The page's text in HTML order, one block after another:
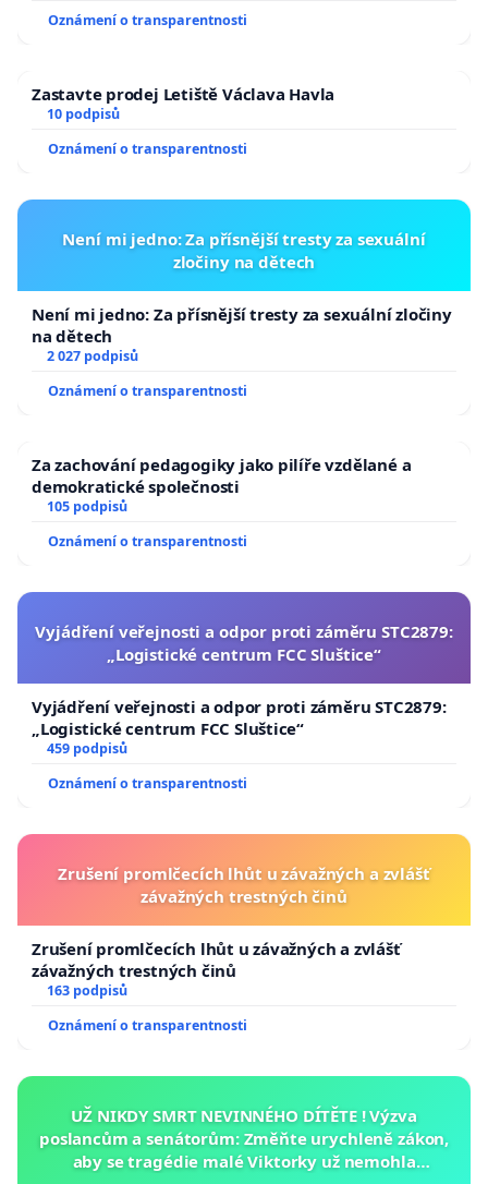
Oznámení o transparentnosti
Zastavte prodej Letiště Václava Havla
10 podpisů
Oznámení o transparentnosti
Není mi jedno: Za přísnější tresty za sexuální
zločiny na dětech
Není mi jedno: Za přísnější tresty za sexuální zločiny
na dětech
2 027 podpisů
Oznámení o transparentnosti
Za zachování pedagogiky jako pilíře vzdělané a
demokratické společnosti
105 podpisů
Oznámení o transparentnosti
Vyjádření veřejnosti a odpor proti záměru STC2879:
„Logistické centrum FCC Sluštice“
Vyjádření veřejnosti a odpor proti záměru STC2879:
„Logistické centrum FCC Sluštice“
459 podpisů
Oznámení o transparentnosti
Zrušení promlčecích lhůt u závažných a zvlášť
závažných trestných činů
Zrušení promlčecích lhůt u závažných a zvlášť
závažných trestných činů
163 podpisů
Oznámení o transparentnosti
UŽ NIKDY SMRT NEVINNÉHO DÍTĚTE ! Výzva
poslancům a senátorům: Změňte urychleně zákon,
aby se tragédie malé Viktorky už nemohla